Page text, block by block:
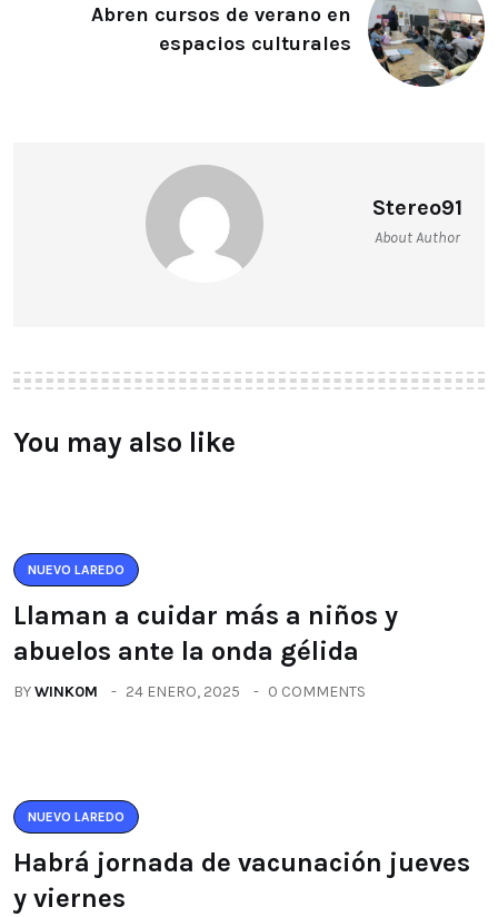
Abren cursos de verano en
espacios culturales
Stereo91
About Author
You may also like
NUEVO LAREDO
Llaman a cuidar más a niños y
abuelos ante la onda gélida
BYWINK0M 24 ENERO, 2025 0 COMMENTS
NUEVO LAREDO
Habrá jornada de vacunación jueves
y viernes